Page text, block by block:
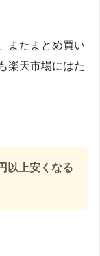
またまとめ買い
楽天市場にはた
以上安くなる